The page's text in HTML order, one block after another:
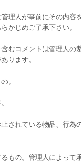
理人が事前にその内容
かじめご了承下さい。
むコメントは管理人の
ります。
。
止されている物品、行為
るもの。管理人によって